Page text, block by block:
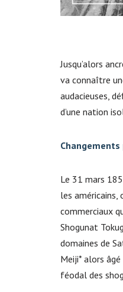
Jusqu’alors
va connaître
audacieuses,
d’une nation
Le 31 mars
les américains,
commerciaux
Shogunat
domaines de
Meiji* alors
féodal des